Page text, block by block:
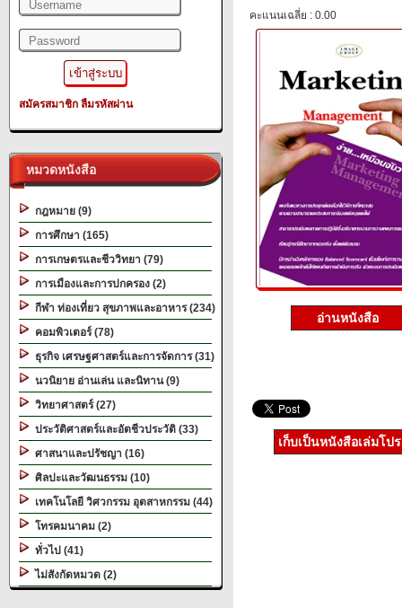
สมัครสมาชิก ลืมรหัสผ่าน
หมวดหนังสือ
กฎหมาย (9)
การศึกษา (165)
การเกษตรและชีววิทยา (79)
การเมืองและการปกครอง (2)
กีฬา ท่องเที่ยว สุขภาพและอาหาร (234)
คอมพิวเตอร์ (78)
ธุรกิจ เศรษฐศาสตร์และการจัดการ (31)
นวนิยาย อ่านเล่น และนิทาน (9)
วิทยาศาสตร์ (27)
ประวัติศาสตร์และอัตชีวประวัติ (33)
ศาสนาและปรัชญา (16)
ศิลปะและวัฒนธรรม (10)
เทคโนโลยี วิศวกรรม อุตสาหกรรม (44)
โทรคมนาคม (2)
ทั่วไป (41)
ไม่สังกัดหมวด (2)
คะแนนเฉลี่ย : 0.00
อ่านหนังสือ
เก็บเป็นหนังสือเล่มโป